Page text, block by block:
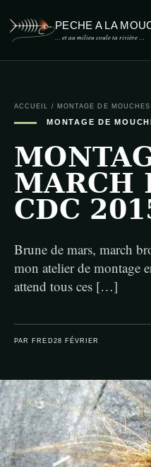
PECHE A LA
… et au milieu coule ta rivière …
ACCUEIL / MONTAGE DE MOUCHES
MONTAGE DE
MARCH
CDC
Brune de mars, march
mon atelier de montage
attend tous ces […]
PAR FRED 28 FÉVRIER